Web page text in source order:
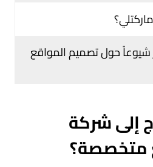
شيوعاً حول تصميم المواقع
إلى شركة
متخصصة؟